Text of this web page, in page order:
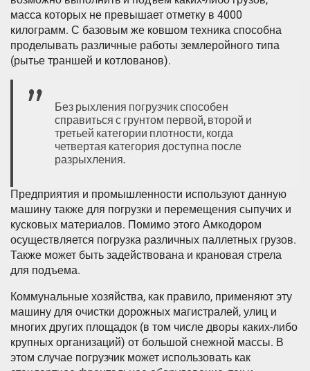
масса которых не превышает отметку в 4000
килограмм. С базовым же ковшом техника способна
проделывать различные работы землеройного типа
(рытье траншей и котлованов).
Без рыхления погрузчик способен
справиться с грунтом первой, второй и
третьей категории плотности, когда
четвертая категория доступна после
разрыхления.
Предприятия и промышленности используют данную
машину также для погрузки и перемещения сыпучих и
кусковых материалов. Помимо этого Амкодором
осуществляется погрузка различных паллетных грузов.
Также может быть задействована и крановая стрела
для подъема.
Коммунальные хозяйства, как правило, применяют эту
машину для очистки дорожных магистралей, улиц и
многих других площадок (в том числе дворы каких-либо
крупных организаций) от большой снежной массы. В
этом случае погрузчик может использовать как